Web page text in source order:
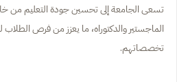
تسعى الجامعة إلى تحسين جودة التعليم من
الماجستير والدكتوراه، ما يعزز من فرص الطلاب
تخصصاتهم.